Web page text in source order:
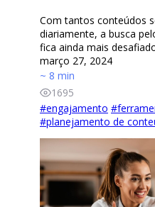
Com tantos conteúdos
diariamente, a busca
fica ainda mais
março 27, 2024
~ 8 min
1695
#engajamento #
#planejamento de